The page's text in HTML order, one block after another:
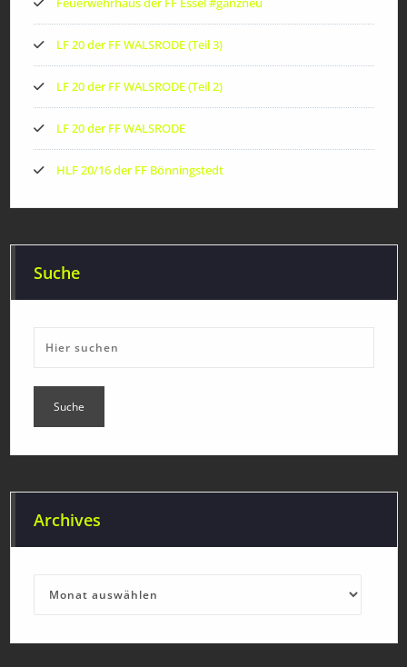
LF 20 der FF WALSRODE (Teil 3)
LF 20 der FF WALSRODE (Teil 2)
LF 20 der FF WALSRODE
HLF 20/16 der FF Bönningstedt
Suche
Archives